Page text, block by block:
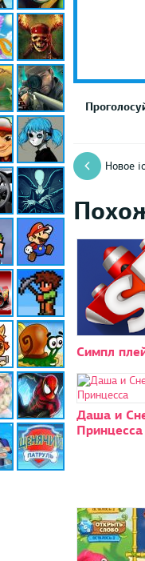
Новое
Симпл
Даша и
Принцесса